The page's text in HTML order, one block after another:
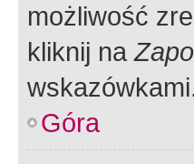
możliwość
kliknij na
Góra